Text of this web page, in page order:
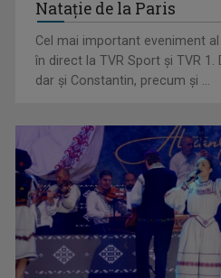
Cel mai important eveniment
în direct la TVR Sport şi TVR 1.
dar şi Constantin, precum şi ...